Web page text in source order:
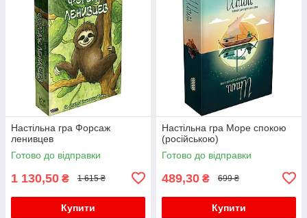
Настільна гра Форсаж
ленивцев
Готово до відправки
1 130,50 ₴ 1 615 ₴
Купити
Настільна гра Море спокою
(російською)
Готово до відправки
489,30 ₴ 699 ₴
Купити